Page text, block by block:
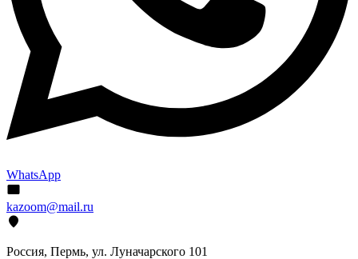
WhatsApp
kazoom@mail.ru
Россия, Пермь, ул. Луначарского 101